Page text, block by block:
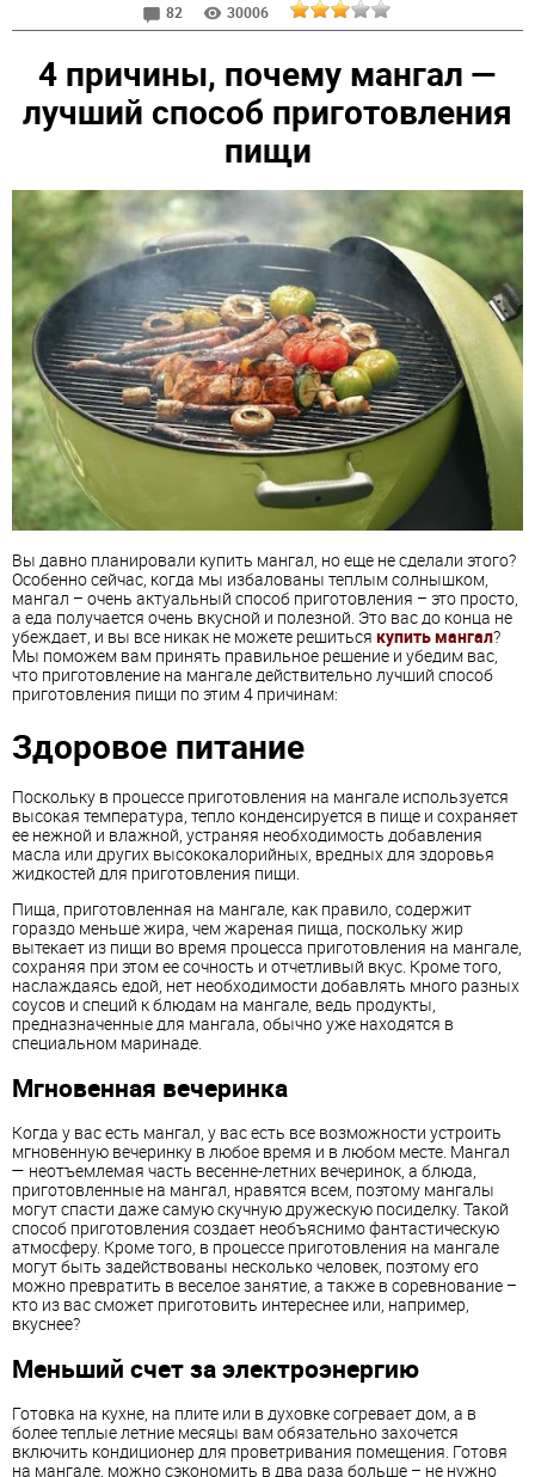
82
30006
4 причины, почему мангал —
лучший способ приготовления
пищи
Вы давно планировали купить мангал, но еще не сделали этого?
Особенно сейчас, когда мы избалованы теплым солнышком,
мангал – очень актуальный способ приготовления – это просто,
а еда получается очень вкусной и полезной. Это вас до конца не
убеждает, и вы все никак не можете решиться купить мангал?
Мы поможем вам принять правильное решение и убедим вас,
что приготовление на мангале действительно лучший способ
приготовления пищи по этим 4 причинам:
Здоровое питание
Поскольку в процессе приготовления на мангале используется
высокая температура, тепло конденсируется в пище и сохраняет
ее нежной и влажной, устраняя необходимость добавления
масла или других высококалорийных, вредных для здоровья
жидкостей для приготовления пищи.
Пища, приготовленная на мангале, как правило, содержит
гораздо меньше жира, чем жареная пища, поскольку жир
вытекает из пищи во время процесса приготовления на мангале,
сохраняя при этом ее сочность и отчетливый вкус. Кроме того,
наслаждаясь едой, нет необходимости добавлять много разных
соусов и специй к блюдам на мангале, ведь продукты,
предназначенные для мангала, обычно уже находятся в
специальном маринаде.
Мгновенная вечеринка
Когда у вас есть мангал, у вас есть все возможности устроить
мгновенную вечеринку в любое время и в любом месте. Мангал
— неотъемлемая часть весенне-летних вечеринок, а блюда,
приготовленные на мангал, нравятся всем, поэтому мангалы
могут спасти даже самую скучную дружескую посиделку. Такой
способ приготовления создает необъяснимо фантастическую
атмосферу. Кроме того, в процессе приготовления на мангале
могут быть задействованы несколько человек, поэтому его
можно превратить в веселое занятие, а также в соревнование –
кто из вас сможет приготовить интереснее или, например,
вкуснее?
Меньший счет за электроэнергию
Готовка на кухне, на плите или в духовке согревает дом, а в
более теплые летние месяцы вам обязательно захочется
включить кондиционер для проветривания помещения. Готовя
на мангале, можно сэкономить в два раза больше – не нужно